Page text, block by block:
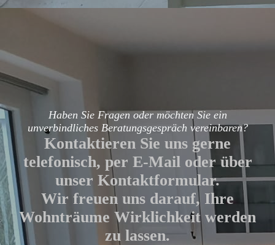
Haben Sie Fragen oder möchten Sie ein
unverbindliches Beratungsgespräch vereinbaren?
Kontaktieren Sie uns gerne
telefonisch, per E-Mail oder über
unser Kontaktformular.
Wir freuen uns darauf, Ihre
Wohnträume Wirklichkeit werden
zu lassen.